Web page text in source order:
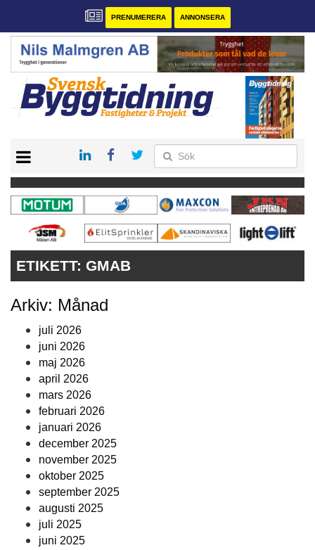
PRENUMERERA ANNONSERA
PRENUMERERA
VÅRA ANDRA MAGASIN
ANNONSERA
ETIKETT: GMAB
Arkiv: Månad
juli 2026
juni 2026
maj 2026
april 2026
mars 2026
februari 2026
januari 2026
december 2025
november 2025
oktober 2025
september 2025
augusti 2025
juli 2025
juni 2025